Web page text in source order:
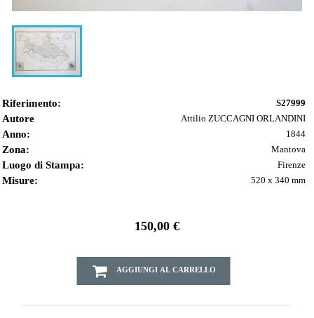
Riferimento: S27999
Autore Attilio ZUCCAGNI ORLANDINI
Anno: 1844
Zona: Mantova
Luogo di Stampa: Firenze
Misure: 520 x 340 mm
150,00 €
AGGIUNGI AL CARRELLO